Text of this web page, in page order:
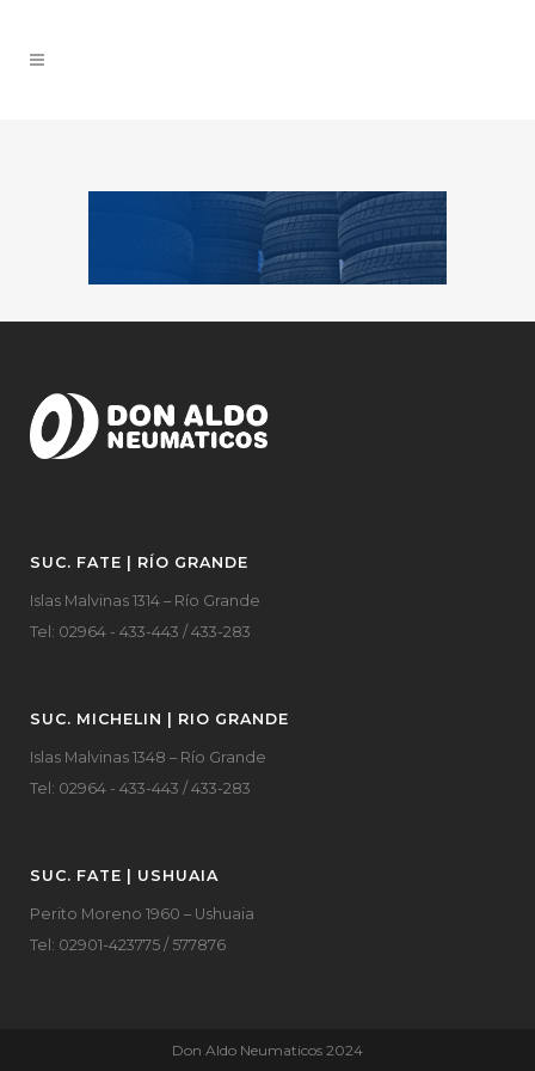
SUC. FATE | RÍO GRANDE
Islas Malvinas 1314 – Río Grande
Tel: 02964 - 433-443 / 433-283
SUC. MICHELIN | RIO GRANDE
Islas Malvinas 1348 – Río Grande
Tel: 02964 - 433-443 / 433-283
SUC. FATE | USHUAIA
Perito Moreno 1960 – Ushuaia
Tel: 02901-423775 / 577876
Don Aldo Neumaticos 2024